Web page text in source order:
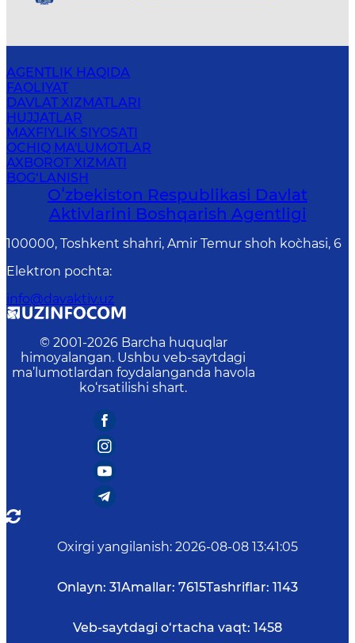
AGENTLIK HAQIDA
FAOLIYAT
DAVLAT XIZMATLARI
HUJJATLAR
MAXFIYLIK SIYOSATI
OCHIQ MA'LUMOTLAR
AXBOROT XIZMATI
BOG‘LANISH
Oʻzbekiston Respublikasi Davlat
Aktivlarini Boshqarish Agentligi
100000, Toshkent shahri, Amir Temur shoh ko`chasi, 6
Elektron pochta:
info@davaktiv.uz
© 2001-2026 Barcha huquqlar
himoyalangan. Ushbu veb-saytdagi
ma’lumotlardan foydalanganda havola
ko‘rsatilishi shart.
Oxirgi yangilanish: 2026-08-08 13:41:05
Onlayn: 31Amallar: 7615Tashriflar: 1143
Veb-saytdagi o‘rtacha vaqt: 1458